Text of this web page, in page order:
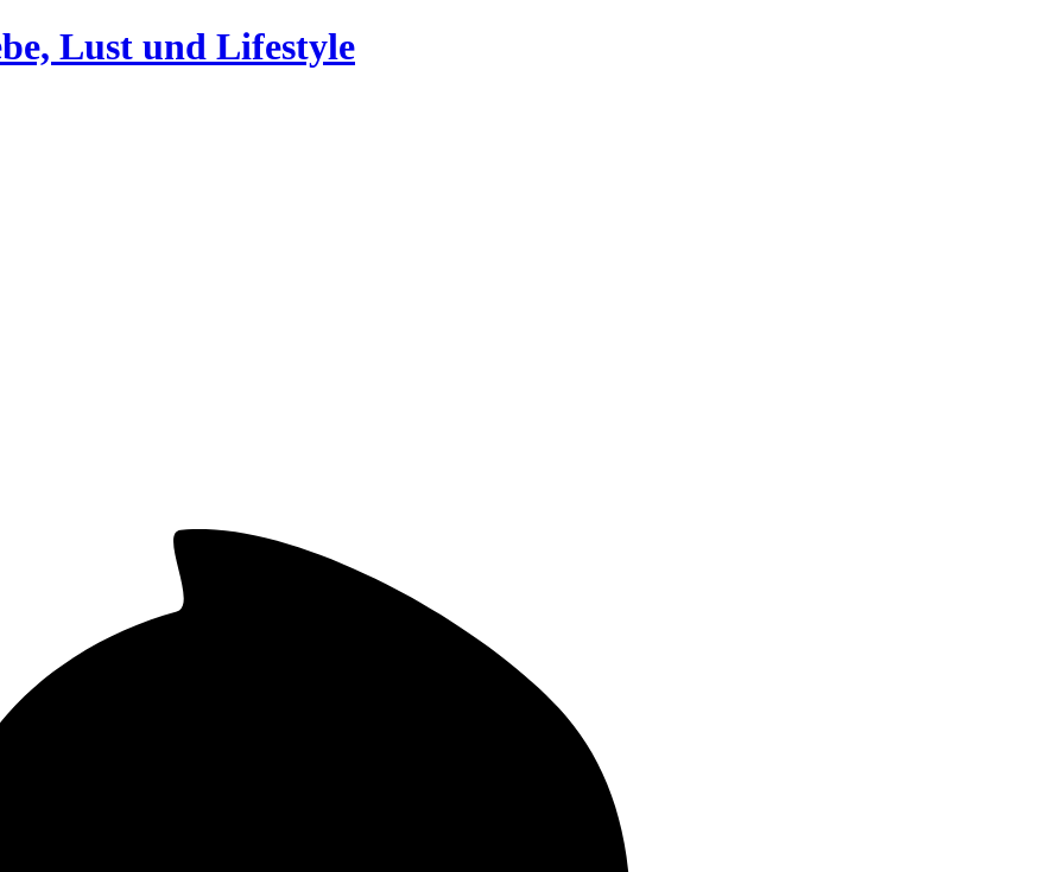
Lust und Lifestyle